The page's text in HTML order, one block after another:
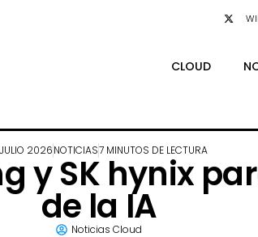
CLOUD
2026NOTICIAS7 MINUTOS DE LECTURA
y SK hynix
de la IA
Noticias Cloud